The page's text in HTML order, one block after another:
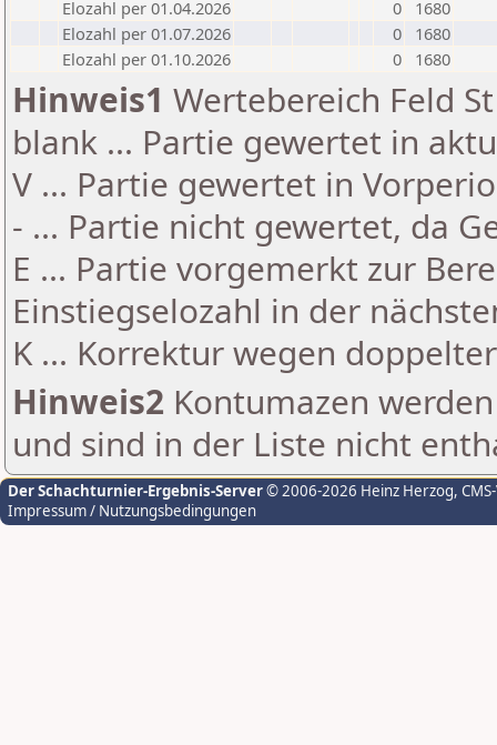
Elozahl per 01.04.2026 0
1680
Elozahl per 01.07.2026
0
1680
Elozahl per 01.10.2026
0 1680
Hinweis1 Wertebereich Feld
blank ... Partie gewertet in
V ... Partie gewertet in
- ... Partie nicht gewertet, da
E ... Partie vorgemerkt zur
Einstiegselozahl in der
K ... Korrektur wegen
Hinweis2 Kontumazen
und sind in der Liste nicht
Der Schachturnier-Ergebnis-Server© 2006-2026 Heinz Herzog,
Impressum / Nutzungsbedingungen